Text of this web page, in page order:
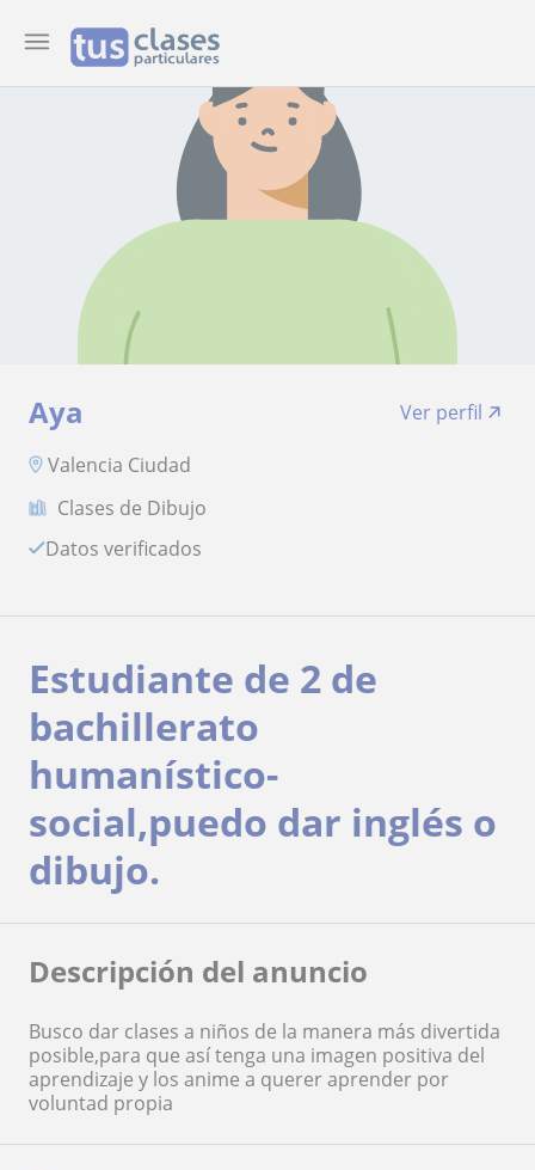
Aya
Ver perfil
Valencia Ciudad
Clases de Dibujo
Datos verificados
Estudiante de 2 de
bachillerato
humanístico-
social,puedo dar inglés o
dibujo.
Descripción del anuncio
Busco dar clases a niños de la manera más divertida
posible,para que así tenga una imagen positiva del
aprendizaje y los anime a querer aprender por
voluntad propia